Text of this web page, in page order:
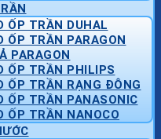
ỐP TRẦN DUHAL
ỐP TRẦN PARAGON
PARAGON
ỐP TRẦN PHILIPS
ỐP TRẦN RẠNG ĐÔNG
ỐP TRẦN PANASONIC
ỐP TRẦN NANOCO